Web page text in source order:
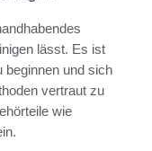
lässt. Es ist
beginnen und sich
vertraut zu
wie